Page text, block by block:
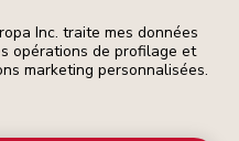
Inc. traite mes données
opérations de profilage et
marketing personnalisées.